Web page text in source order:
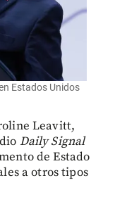
Estados Unidos
Leavitt,
Daily Signal
de Estado
a otros tipos